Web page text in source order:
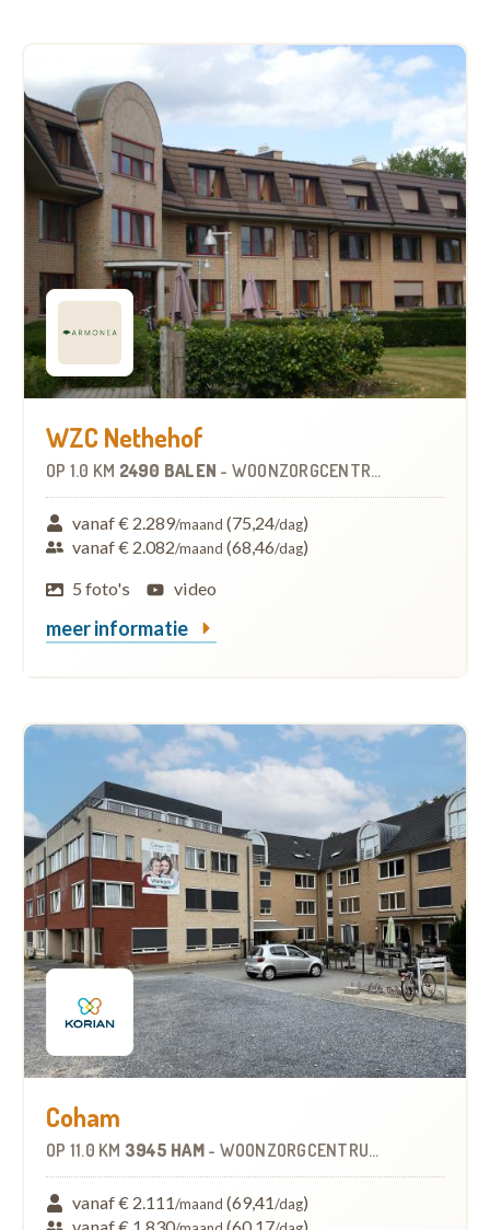
WZC Nethehof
OP 1.0 KM 2490 BALEN - WOONZORGCENTRUM (WZC)
vanaf € 2.289/maand (75,24/dag)
vanaf € 2.082/maand (68,46/dag)
5 foto's
video
meer informatie
Coham
OP 11.0 KM 3945 HAM - WOONZORGCENTRUM (WZC)
vanaf € 2.111/maand (69,41/dag)